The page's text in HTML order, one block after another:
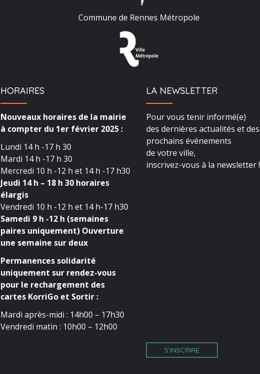
Commune de Rennes Métropole
HORAIRES
Nouveaux horaires de la mairie
à compter du 1er février 2025 :
Lundi 14 h -17 h 30
Mardi 14 h -17 h 30
Mercredi 10 h -12 h et 14 h -17 h30
Jeudi 14 h – 18 h 30 horaires
élargis
Vendredi 10 h -12 h et 14 h-17 h30
Samedi 9 h -12 h (semaines
paires uniquement) Ouverture
une semaine sur deux
Permanences solidarité
uniquement sur rendez-vous
pour le rechargement des
cartes KorriGo et Sortir :
Mardi après-midi : 14h00 – 17h30
Vendredi matin : 10h00 – 12h00
LA NEWSLETTER
Pour vous tenir informé(e)
des dernières actualités et des
prochains événements
de votre ville,
inscrivez-vous à la newsletter !
S’INSCRIRE